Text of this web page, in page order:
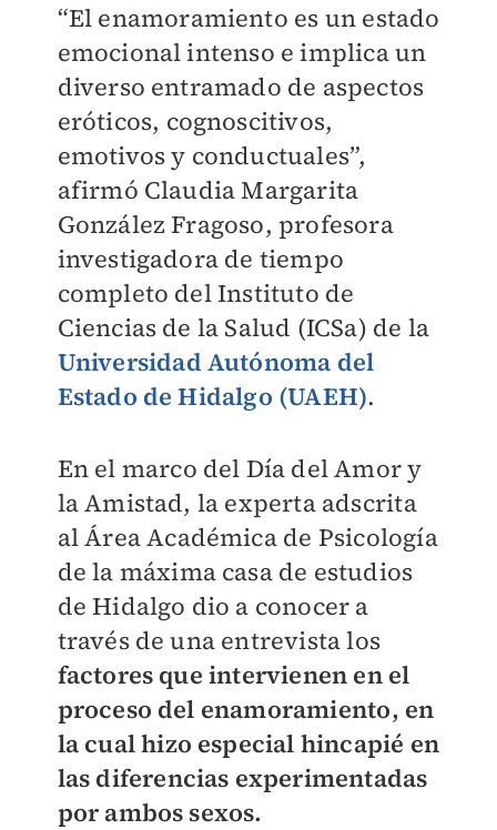
“El enamoramiento es un estado
emocional intenso e implica un
diverso entramado de aspectos
eróticos, cognoscitivos,
emotivos y conductuales”,
afirmó Claudia Margarita
González Fragoso, profesora
investigadora de tiempo
completo del Instituto de
Ciencias de la Salud (ICSa) de la
Universidad Autónoma del
Estado de Hidalgo (UAEH).
En el marco del Día del Amor y
la Amistad, la experta adscrita
al Área Académica de Psicología
de la máxima casa de estudios
de Hidalgo dio a conocer a
través de una entrevista los
factores que intervienen en el
proceso del enamoramiento, en
la cual hizo especial hincapié en
las diferencias experimentadas
por ambos sexos.